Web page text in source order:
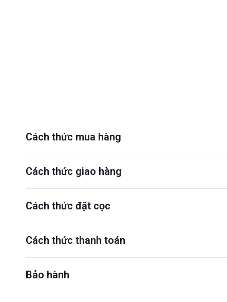
Cách thức mua hàng
Cách thức giao hàng
Cách thức đặt cọc
Cách thức thanh toán
Bảo hành